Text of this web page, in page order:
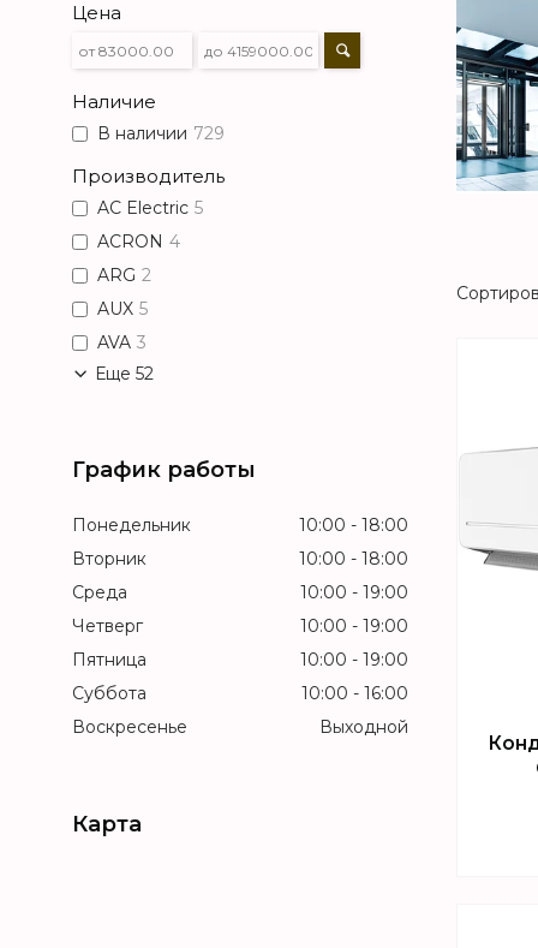
Цена
Наличие
В наличии 729
Производитель
AC Electric 5
ACRON 4
ARG 2
AUX 5
AVA 3
Еще 52
График работы
Понедельник 10:00
18:00
Вторник
10:00
18:00
Среда
10:00
19:00
Четверг
10:00
19:00
Пятница
10:00
19:00
Суббота
10:00
16:00
Воскресенье
Выходной
Карта